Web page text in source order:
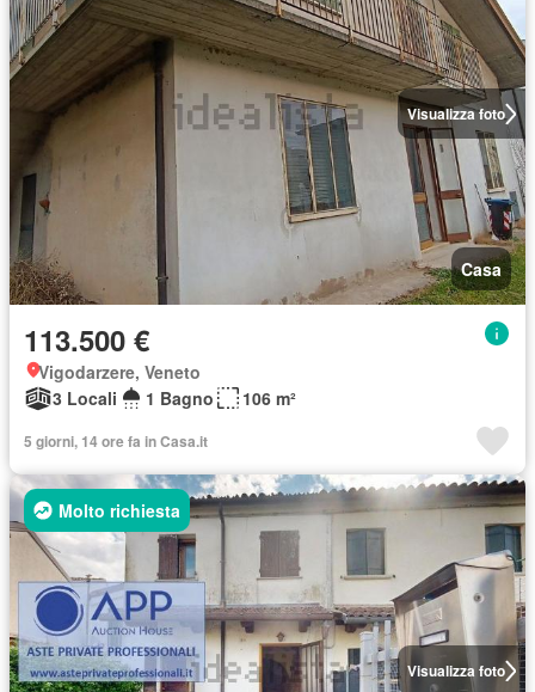
Visualizza foto
Casa
113.500 €
Vigodarzere, Veneto
3 Locali
1 Bagno 106 m²
5 giorni, 14 ore fa in Casa.it
Visualizza foto
Molto richiesta